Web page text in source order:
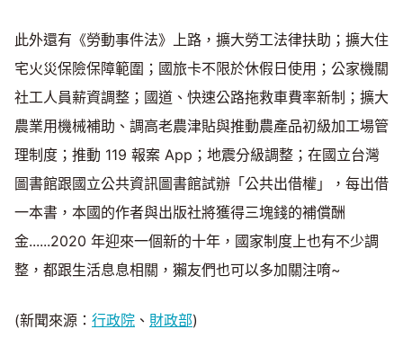
此外還有《勞動事件法》上路，擴大勞工法律扶助；擴大住
宅火災保險保障範圍；國旅卡不限於休假日使用；公家機關
社工人員薪資調整；國道、快速公路拖救車費率新制；擴大
農業用機械補助、調高老農津貼與推動農產品初級加工場管
理制度；推動 119 報案 App；地震分級調整；在國立台灣
圖書館跟國立公共資訊圖書館試辦「公共出借權」，每出借
一本書，本國的作者與出版社將獲得三塊錢的補償酬
金......2020 年迎來一個新的十年，國家制度上也有不少調
整，都跟生活息息相關，獺友們也可以多加關注唷~
(新聞來源： 行政院 、 財政部)